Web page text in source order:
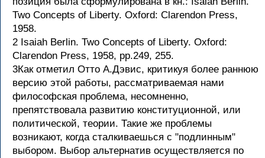
Two Concepts of Liberty. Oxford: Clarendon Press,
1958.
2 Isaiah Berlin. Two Concepts of Liberty. Oxford:
Clarendon Press, 1958, pp.249, 255.
3Как отметил Отто А.Дэвис, критикуя более раннюю
версию этой работы, рассматриваемая нами
философская проблема, несомненно,
препятствовала развитию конституционной, или
политической, теории. Такие же проблемы
возникают, когда сталкиваешься с "подлинным"
выбором. Выбор альтернатив осуществляется по